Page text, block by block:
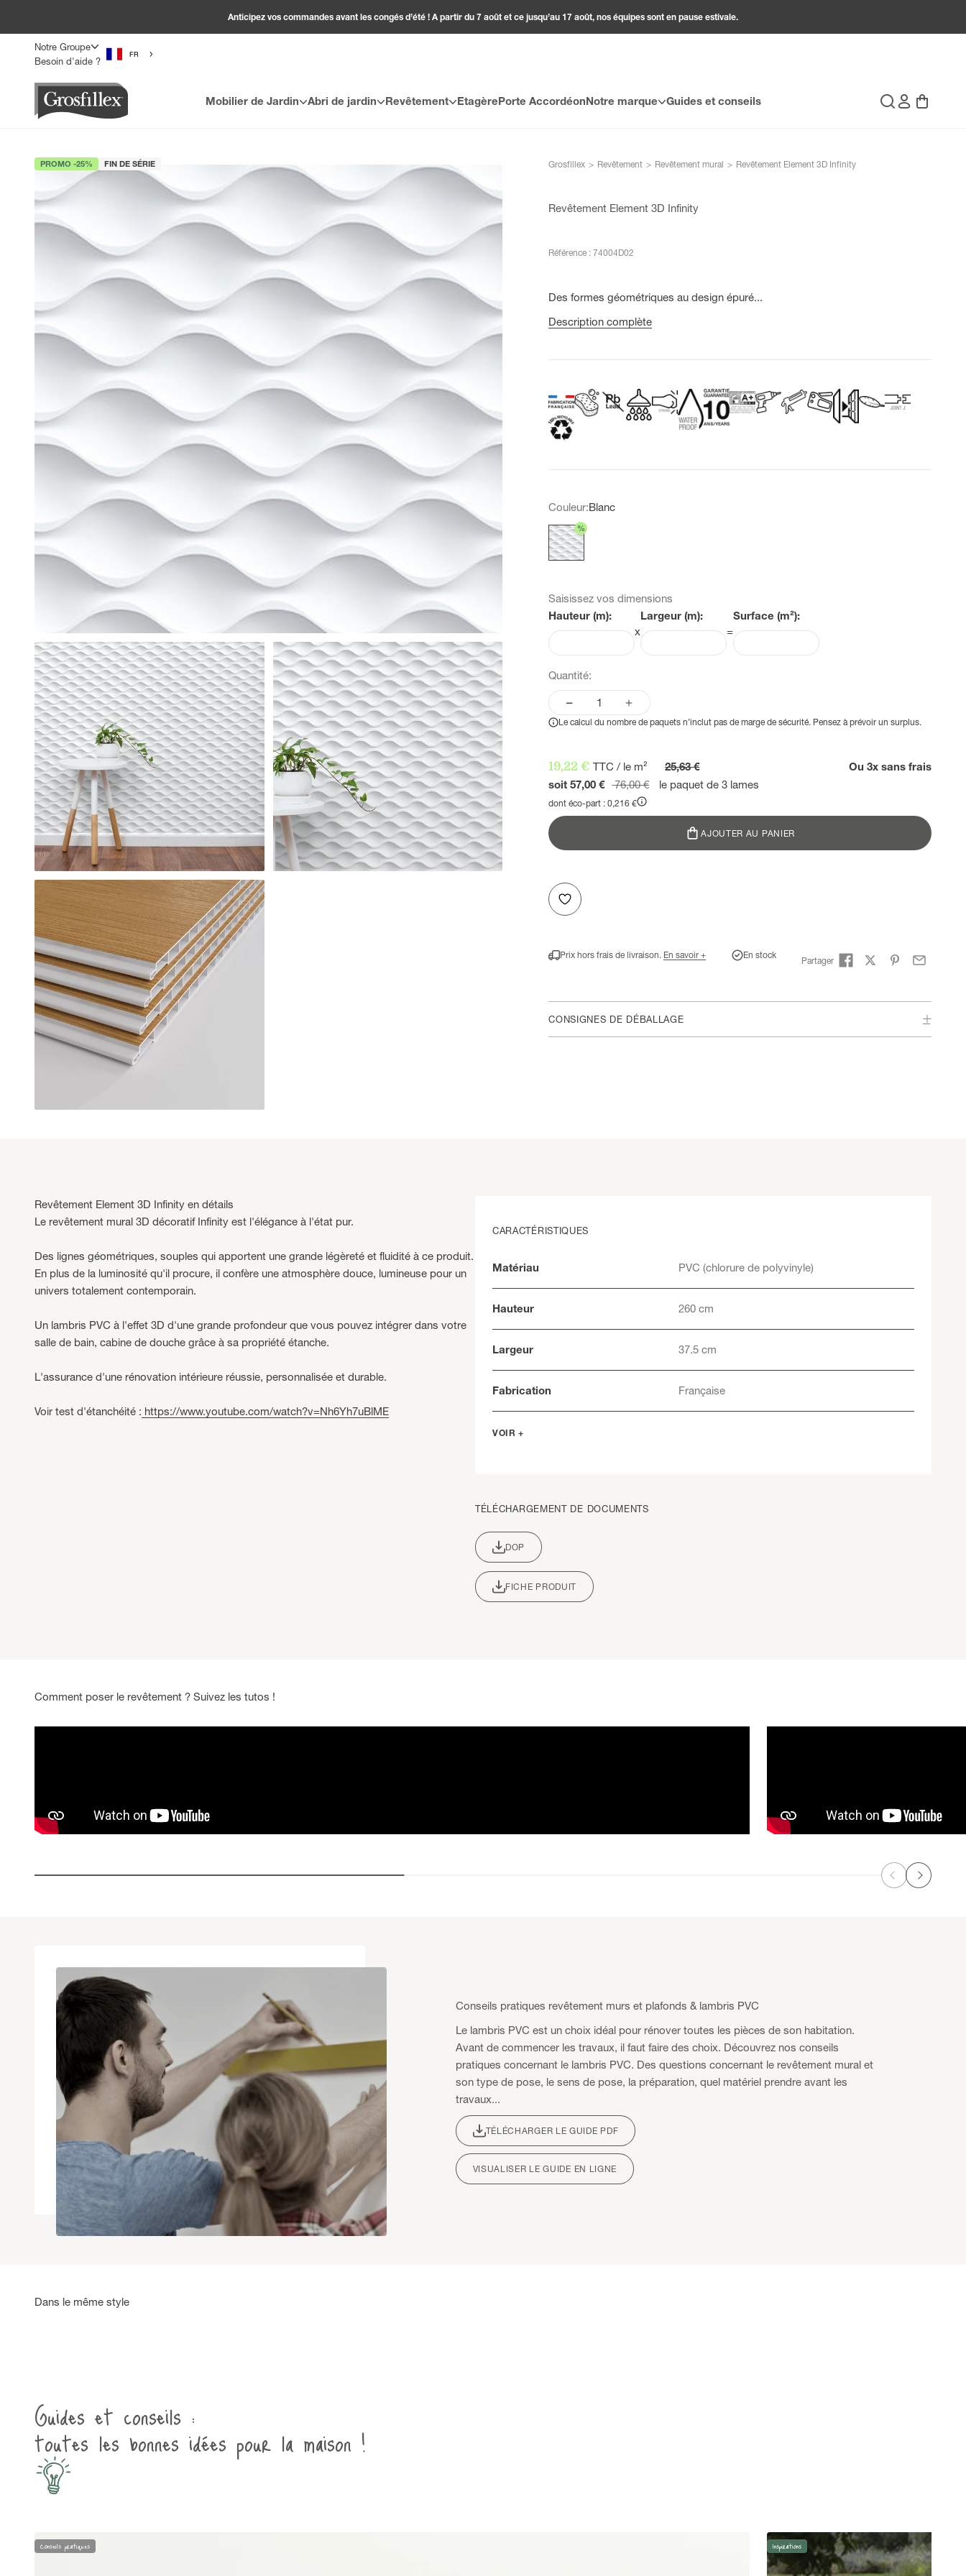
Anticipez vos commandes avant les congés d’été ! A partir du 7 août et ce jusqu’au 17 août, nos équipes sont en pause estivale.
Notre Groupe
Besoin d'aide ?
FR
Mobilier de Jardin Abri de jardin Revêtement EtagèrePorte AccordéonNotre marque Guides et conseils
Grosfillex
Recherche
Connexion
Panier
PROMO -25% FIN DE SÉRIE Grosfillex > Revêtement > Revêtement mural > Revêtement Element 3D Infinity
Revêtement Element 3D Infinity
Référence : 74004D02
Des formes géométriques au design épuré...
Description complète
Couleur:Blanc
Blanc %
Saisissez vos dimensions
Hauteur (m):
x
Largeur (m):
=
Surface (m²):
Quantité:
Le calcul du nombre de paquets n’inclut pas de marge de sécurité. Pensez à prévoir un surplus.
Prix de vente
19,22 € TTC / le m²
25,63 €
soit 57,00 €
Prix normal
76,00 € le paquet de 3 lames
dont éco-part : 0,216 €
Ou 3x sans frais
AJOUTER AU PANIER
Prix hors frais de livraison. En savoir + En stock Partager
CONSIGNES DE DÉBALLAGE
Revêtement Element 3D Infinity en détails
Le revêtement mural 3D décoratif Infinity est l'élégance à l'état pur.
Des lignes géométriques, souples qui apportent une grande légèreté et fluidité à ce produit.
En plus de la luminosité qu'il procure, il confère une atmosphère douce, lumineuse pour un
univers totalement contemporain.
Un lambris PVC à l'effet 3D d'une grande profondeur que vous pouvez intégrer dans votre
salle de bain, cabine de douche grâce à sa propriété étanche.
L'assurance d'une rénovation intérieure réussie, personnalisée et durable.
Voir test d'étanchéité : https://www.youtube.com/watch?v=Nh6Yh7uBlME
CARACTÉRISTIQUES
Matériau PVC (chlorure de polyvinyle)
Hauteur 260 cm
Largeur 37.5 cm
Fabrication Française
VOIR +
TÉLÉCHARGEMENT DE DOCUMENTS
DOP
FICHE PRODUIT
Comment poser le revêtement ? Suivez les tutos !
Précédent
Suivant
Conseils pratiques revêtement murs et plafonds & lambris PVC
Le lambris PVC est un choix idéal pour rénover toutes les pièces de son habitation.
Avant de commencer les travaux, il faut faire des choix. Découvrez nos conseils
pratiques concernant le lambris PVC. Des questions concernant le revêtement mural et
son type de pose, le sens de pose, la préparation, quel matériel prendre avant les
travaux...
TÉLÉCHARGER LE GUIDE PDF
VISUALISER LE GUIDE EN LIGNE
Guides et conseils :
toutes les bonnes idées pour la maison !
Conseils pratiques Inspirations